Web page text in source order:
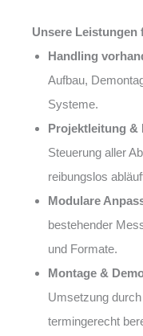
Unsere Leistungen
Handling
Aufbau,
Systeme.
Projektleitung &
Steuerung aller
reibungslos
Modulare
bestehender
und Formate.
Montage &
Umsetzung
termingerecht